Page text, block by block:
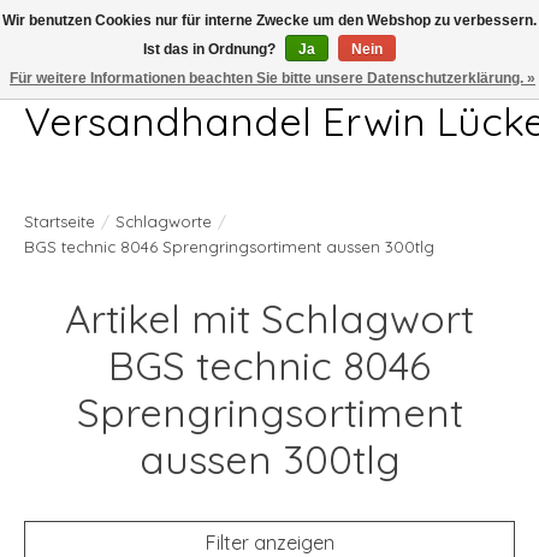
Telefon 04407 715872 MO-DO 7.00-17.00Uhr FR 7.00-13.00Uhr
Versandhandel Erwin
Startseite / Schlagworte /
BGS technic 8046 Sprengringsortiment aussen 300tlg
Artikel mit Schlagwort
BGS technic 8046
Sprengringsortiment
aussen 300tlg
Filter anzeigen
Wir benutzen Cookies nur für interne Zwecke um den Webshop zu verbessern.
Ist das in Ordnung?
Ja
Nein
Für weitere Informationen beachten Sie bitte unsere Datenschutzerklärung. »